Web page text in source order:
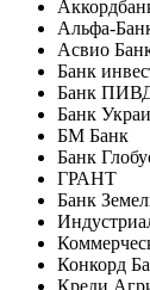
Альфа-
Асвио
Банк
Банк
Банк
БМ Банк
Банк
ГРАНТ
Банк
Конкорд
Креди